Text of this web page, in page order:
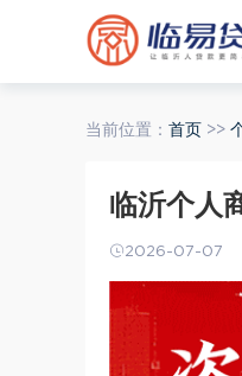
当前位置： 首页 >>
临沂个人
2026-07-07